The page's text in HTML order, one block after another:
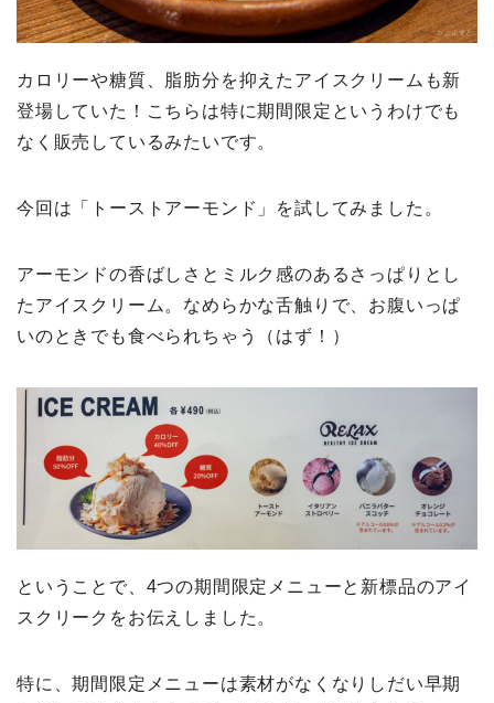
カロリーや糖質、脂肪分を抑えたアイスクリームも新
登場していた！こちらは特に期間限定というわけでも
なく販売しているみたいです。
今回は「トーストアーモンド」を試してみました。
アーモンドの香ばしさとミルク感のあるさっぱりとし
たアイスクリーム。なめらかな舌触りで、お腹いっぱ
いのときでも食べられちゃう（はず！）
ということで、4つの期間限定メニューと新標品のアイ
スクリークをお伝えしました。
特に、期間限定メニューは素材がなくなりしだい早期